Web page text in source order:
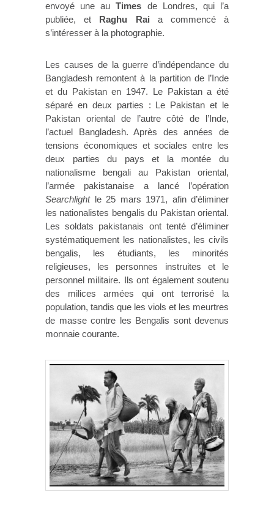
envoyé une auTimes de Londres, qui l’a
publiée, et Raghu Rai a commencé à
s’intéresser à la photographie.
Les causes de la guerre d’indépendance du
Bangladesh remontent à la partition de l’Inde
et du Pakistan en 1947. Le Pakistan a été
séparé en deux parties : Le Pakistan et le
Pakistan oriental de l’autre côté de l’Inde,
l’actuel Bangladesh. Après des années de
tensions économiques et sociales entre les
deux parties du pays et la montée du
nationalisme bengali au Pakistan oriental,
l’armée pakistanaise a lancé l’opération
Searchlightle 25 mars 1971, afin d’éliminer
les nationalistes bengalis du Pakistan oriental.
Les soldats pakistanais ont tenté d’éliminer
systématiquement les nationalistes, les civils
bengalis, les étudiants, les minorités
religieuses, les personnes instruites et le
personnel militaire. Ils ont également soutenu
des milices armées qui ont terrorisé la
population, tandis que les viols et les meurtres
de masse contre les Bengalis sont devenus
monnaie courante.